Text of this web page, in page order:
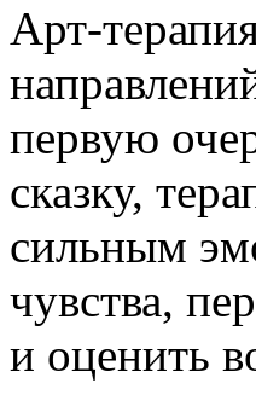
Арт-
первую
сказку,
сильным
чувства,
и оценить